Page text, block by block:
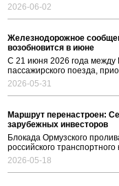
2026-06-02
Железнодорожное
возобновится в июне
С 21 июня 2026 года между
пассажирского поезда,
2026-05-31
Маршрут перенастроен:
зарубежных инвесторов
Блокада Ормузского
российского
2026-05-18